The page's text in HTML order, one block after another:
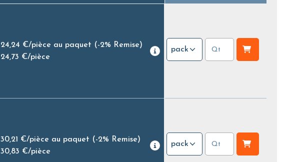
24,24 €/pièce au paquet (-2% Remise)
24,73 €/pièce
pack
30,21 €/pièce au paquet (-2% Remise)
30,83 €/pièce
pack